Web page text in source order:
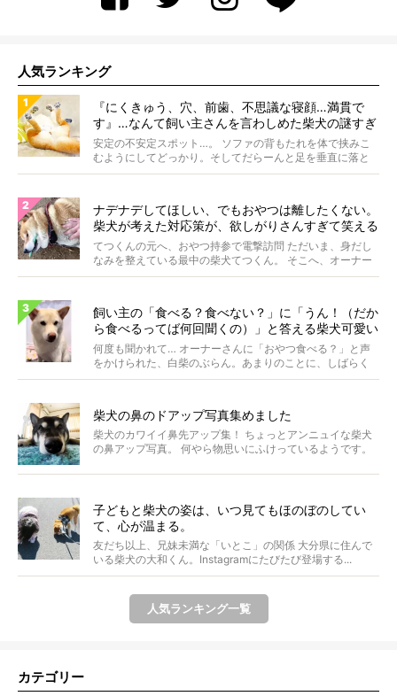
人気ランキング
『にくきゅう、穴、前歯、不思議な寝顔…満貫で
す』…なんて飼い主さんを言わしめた柴犬の謎すぎ
る寝相がコチラです。
安定の不安定スポット…。 ソファの背もたれを体で挟みこ
むようにしてどっかり。そしてだらーんと足を垂直に落と
して...
ナデナデしてほしい、でもおやつは離したくない。
柴犬が考えた対応策が、欲しがりさんすぎて笑える
【動画】
てつくんの元へ、おやつ持参で電撃訪問 ただいま、身だし
なみを整えている最中の柴犬てつくん。 そこへ、オーナー
さ...
飼い主の「食べる？食べない？」に「うん！（だか
ら食べるってば何回聞くの）」と答える柴犬可愛い
【動画】
何度も聞かれて… オーナーさんに「おやつ食べる？」と声
をかけられた、白柴のぶらん。あまりのことに、しばらく
フリ...
柴犬の鼻のドアップ写真集めました
柴犬のカワイイ鼻先アップ集！ ちょっとアンニュイな柴犬
の鼻アップ写真。 何やら物思いにふけっているようです。
子どもと柴犬の姿は、いつ見てもほのぼのしてい
て、心が温まる。
友だち以上、兄妹未満な「いとこ」の関係 大分県に住んで
いる柴犬の大和くん。Instagramにたびたび登場する...
人気ランキング一覧
カテゴリー